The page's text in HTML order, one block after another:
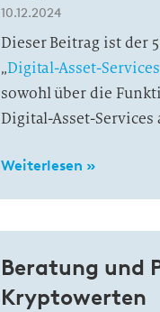
10.12.2024
Dieser Beitrag ist der
„Digital-Asset-
sowohl über die
Digital-Asset-Services
Weiterlesen »
Beratung und
Kryptowerten